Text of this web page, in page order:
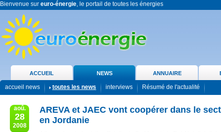
Bienvenue sur euro-énergie, le portail de toutes les énergies
ACCUEIL NEWS ANNUAIRE
accueil news toutes les news interviews Résumé de l'actualité
aoû.
28
2008
AREVA et JAEC vont coopérer dans le
en Jordanie